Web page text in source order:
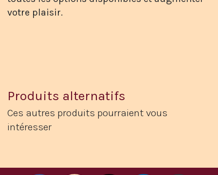
votre plaisir.
Produits alternatifs
Ces autres produits pourraient vous
intéresser